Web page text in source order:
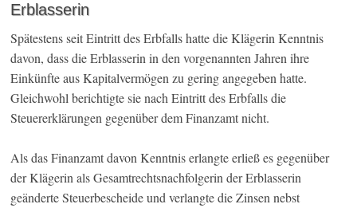
Erblasserin
Spätestens seit Eintritt des Erbfalls hatte die Klägerin Kenntnis
davon, dass die Erblasserin in den vorgenannten Jahren ihre
Einkünfte aus Kapitalvermögen zu gering angegeben hatte.
Gleichwohl berichtigte sie nach Eintritt des Erbfalls die
Steuererklärungen gegenüber dem Finanzamt nicht.
Als das Finanzamt davon Kenntnis erlangte erließ es gegenüber
der Klägerin als Gesamtrechtsnachfolgerin der Erblasserin
geänderte Steuerbescheide und verlangte die Zinsen nebst